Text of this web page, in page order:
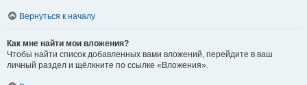
Вернуться к началу
Как мне найти мои вложения?
Чтобы найти список добавленных вами вложений, перейдите в ваш
личный раздел и щёлкните по ссылке «Вложения».